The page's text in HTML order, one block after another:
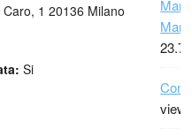
1 20136 Milano
Si